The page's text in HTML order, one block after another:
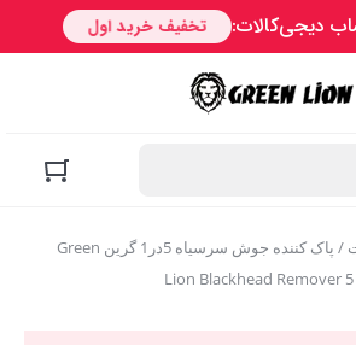
/ پاک کننده جوش سرسیاه 5در1 گرین Green
Lion Blackhead Remover